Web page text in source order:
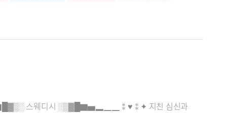
스웨디시 ░▒▓█▇▅▂​▁▁⁑♥⁑✦ 지친 심신과